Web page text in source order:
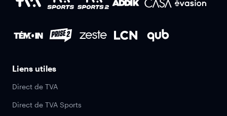
Liens utiles
Direct de TVA
Direct de TVA Sports